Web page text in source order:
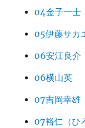
04金子一士
05伊藤サカ
06安江良介
06横山英
07吉岡幸雄
07裕仁（ひ